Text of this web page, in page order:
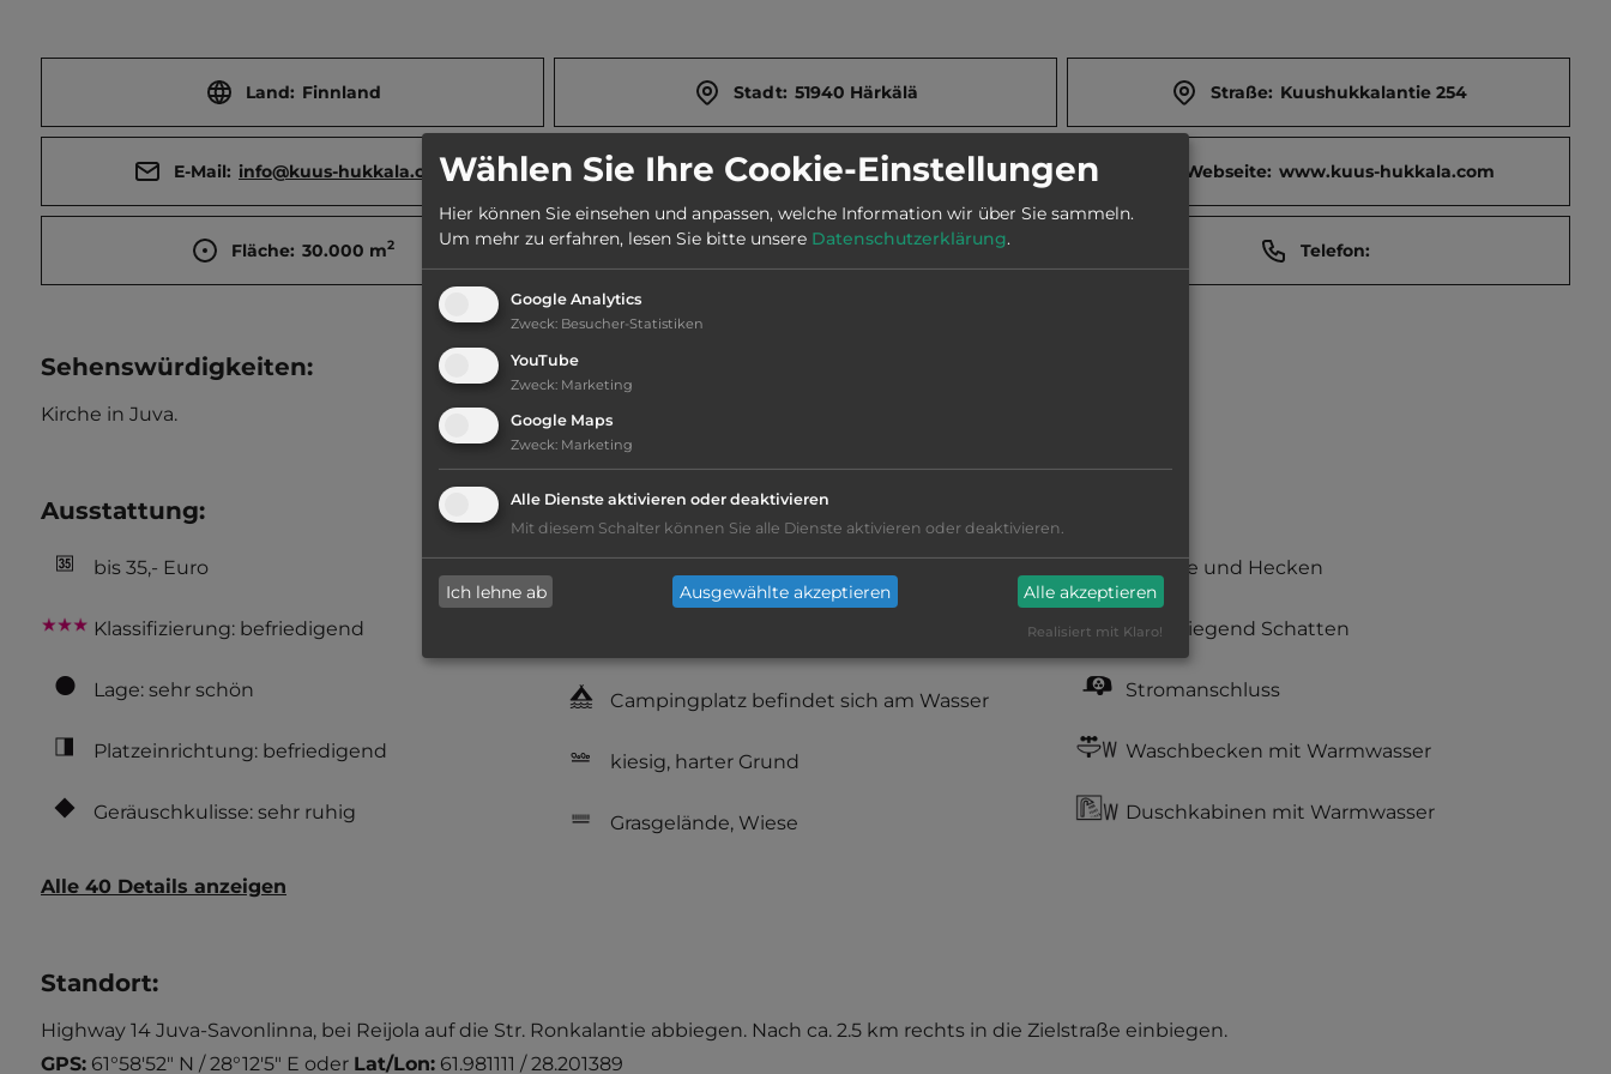
Land: Finnland Stadt: 51940 Härkälä Straße: Kuushukkalantie 254
E-Mail: info@kuus-hukkala.com Telefon: 00358 40 7777000 Webseite: www.kuus-hukkala.com
Fläche: 30.000 m2 Öffnungszeiten: Ganzjährig geöffnet Telefon:
Sehenswürdigkeiten:
Kirche in Juva.
Ausstattung:
bis 35,- Euro
Klassifizierung: befriedigend
Lage: sehr schön
Platzeinrichtung: befriedigend
Geräuschkulisse: sehr ruhig
Hygiene: befriedigend
Campingplatz befindet sich am Wasser
kiesig, harter Grund
Grasgelände, Wiese
Büsche und Hecken
überwiegend Schatten
Stromanschluss
Waschbecken mit Warmwasser
Duschkabinen mit Warmwasser
Alle 40 Details anzeigen
Standort:
Highway 14 Juva-Savonlinna, bei Reijola auf die Str. Ronkalantie abbiegen. Nach ca. 2.5 km rechts in die Zielstraße einbiegen.
GPS: 61°58'52" N / 28°12'5" E oder Lat/Lon: 61.981111 / 28.201389
Wählen Sie Ihre Cookie-Einstellungen
Hier können Sie einsehen und anpassen, welche Information wir über Sie sammeln.
Um mehr zu erfahren, lesen Sie bitte unsere Datenschutzerklärung.
Google Analytics
Zweck: Besucher-Statistiken
YouTube
Zweck: Marketing
Google Maps
Zweck: Marketing
Alle Dienste aktivieren oder deaktivieren
Mit diesem Schalter können Sie alle Dienste aktivieren oder deaktivieren.
Ich lehne ab Ausgewählte akzeptieren Alle akzeptieren
Realisiert mit Klaro!